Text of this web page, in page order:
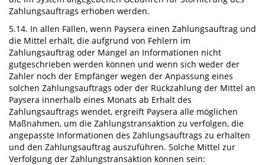
Zahlungsauftrags erhoben werden.
5.14. In allen Fällen, wenn Paysera einen Zahlungsauftrag und
die Mittel erhält, die aufgrund von Fehlern im
Zahlungsauftrag oder Mangel an Informationen nicht
gutgeschrieben werden können und wenn sich weder der
Zahler noch der Empfänger wegen der Anpassung eines
solchen Zahlungsauftrags oder der Rückzahlung der Mittel an
Paysera innerhalb eines Monats ab Erhalt des
Zahlungsauftrags wendet, ergreift Paysera alle möglichen
Maßnahmen, um die Zahlungstransaktion zu verfolgen, die
angepasste Informationen des Zahlungsauftrags zu erhalten
und den Zahlungsauftrag auszuführen. Solche Mittel zur
Verfolgung der Zahlungstransaktion können sein: